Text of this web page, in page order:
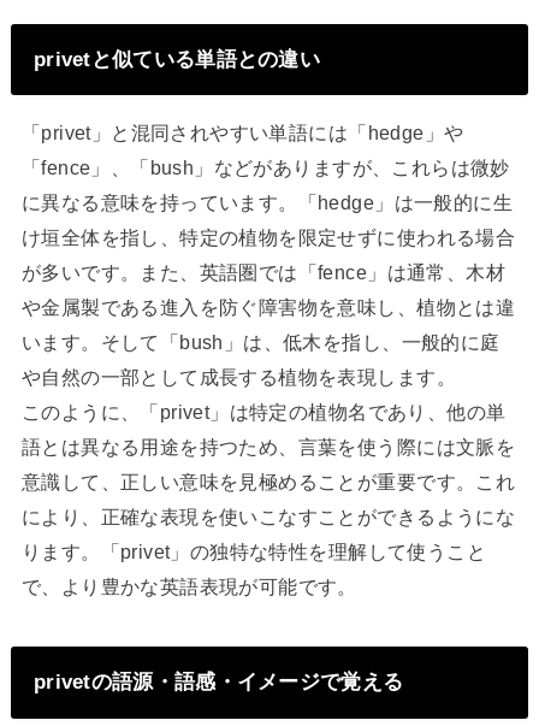
privetと似ている単語との違い
「privet」と混同されやすい単語には「hedge」や
「fence」、「bush」などがありますが、これらは微妙
に異なる意味を持っています。「hedge」は一般的に生
け垣全体を指し、特定の植物を限定せずに使われる場合
が多いです。また、英語圏では「fence」は通常、木材
や金属製である進入を防ぐ障害物を意味し、植物とは違
います。そして「bush」は、低木を指し、一般的に庭
や自然の一部として成長する植物を表現します。
このように、「privet」は特定の植物名であり、他の単
語とは異なる用途を持つため、言葉を使う際には文脈を
意識して、正しい意味を見極めることが重要です。これ
により、正確な表現を使いこなすことができるようにな
ります。「privet」の独特な特性を理解して使うこと
で、より豊かな英語表現が可能です。
privetの語源・語感・イメージで覚える